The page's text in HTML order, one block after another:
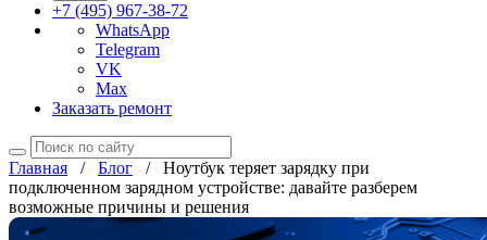
+7 (495) 967-38-72
WhatsApp
Telegram
VK
Max
Заказать ремонт
Главная / Блог / Ноутбук теряет зарядку при
подключенном зарядном устройстве: давайте разберем
возможные причины и решения